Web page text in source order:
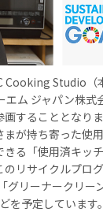
Cooking Studio（
エム ジャパン株
することとなり
が持ち寄った使
る「使用済キッ
リサイクルプロ
グリーナークリ
を予定していま